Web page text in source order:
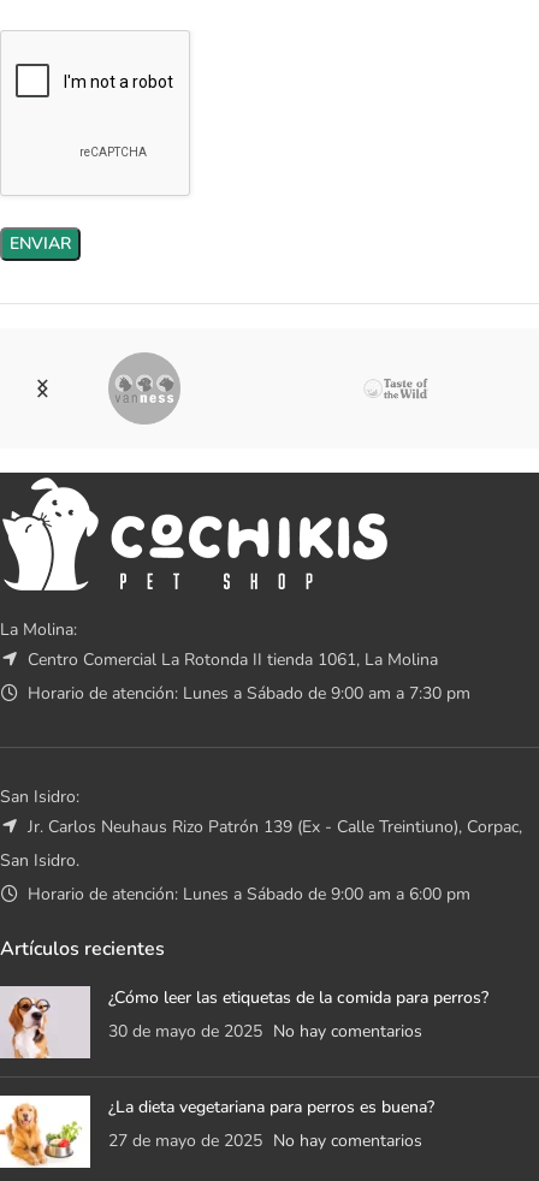
La Molina:
Centro Comercial La Rotonda II tienda 1061, La Molina
Horario de atención: Lunes a Sábado de 9:00 am a 7:30 pm
San Isidro:
Jr. Carlos Neuhaus Rizo Patrón 139 (Ex - Calle Treintiuno), Corpac,
San Isidro.
Horario de atención: Lunes a Sábado de 9:00 am a 6:00 pm
Artículos recientes
¿Cómo leer las etiquetas de la comida para perros?
30 de mayo de 2025 No hay comentarios
¿La dieta vegetariana para perros es buena?
27 de mayo de 2025 No hay comentarios